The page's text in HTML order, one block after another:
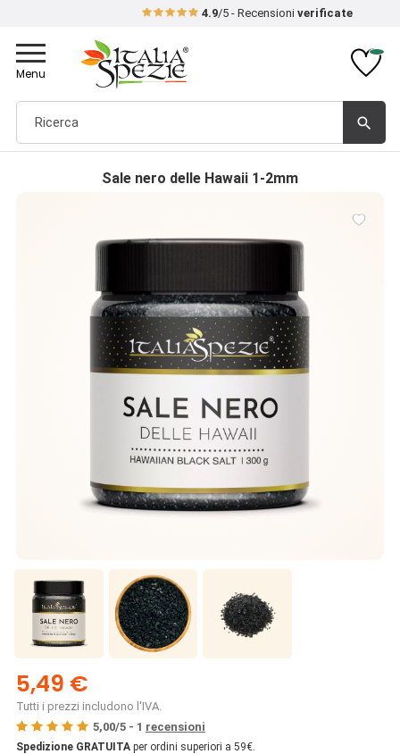
4.9/5 - Recensioniverificate
search
Toggle
navigation
Menu
Sale nero delle Hawaii 1-2mm

5,49 €
Tutti i prezzi includono l'IVA.
5,00/5 - 1 recensioni
Spedizione GRATUITA per ordini superiori a 59€.